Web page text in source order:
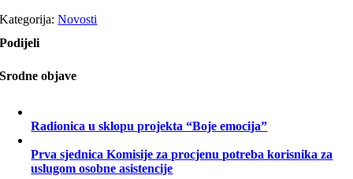
Kategorija:Novosti
Podijeli
Srodne objave
Radionica u sklopu projekta “Boje emocija”
Prva sjednica Komisije za procjenu potreba korisnika za
uslugom osobne asistencije